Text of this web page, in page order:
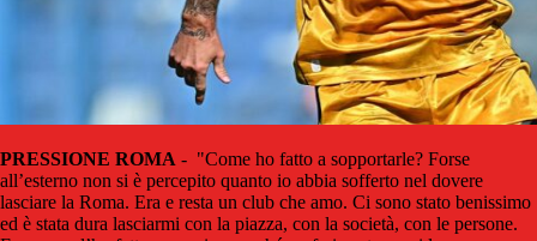
PRESSIONE ROMA - "Come ho fatto a sopportarle? Forse
all’esterno non si è percepito quanto io abbia sofferto nel dovere
lasciare la Roma. Era e resta un club che amo. Ci sono stato benissimo
ed è stata dura lasciarmi con la piazza, con la società, con le persone.